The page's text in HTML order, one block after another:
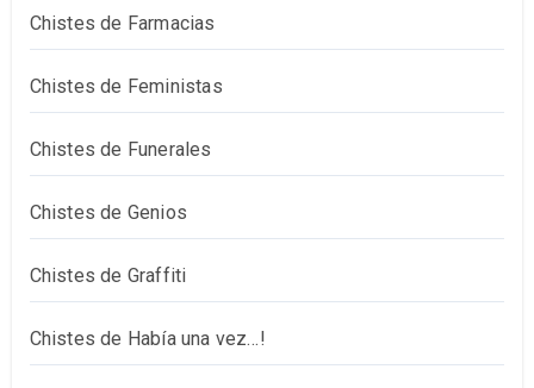
Chistes de Farmacias
Chistes de Feministas
Chistes de Funerales
Chistes de Genios
Chistes de Graffiti
Chistes de Había una vez…!